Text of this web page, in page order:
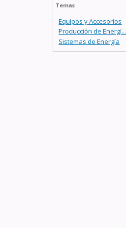
Temas
Equipos y Accesorios
Producción de Energí...
Sistemas de Energía